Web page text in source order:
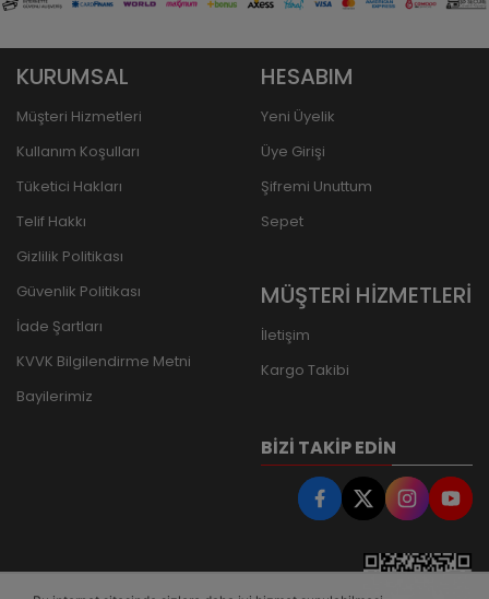
KURUMSAL
Müşteri Hizmetleri
Kullanım Koşulları
Tüketici Hakları
Telif Hakkı
Gizlilik Politikası
Güvenlik Politikası
İade Şartları
KVVK Bilgilendirme Metni
Bayilerimiz
HESABIM
Yeni Üyelik
Üye Girişi
Şifremi Unuttum
Sepet
MÜŞTERİ HİZMETLERİ
İletişim
Kargo Takibi
BIZI TAKIP EDIN